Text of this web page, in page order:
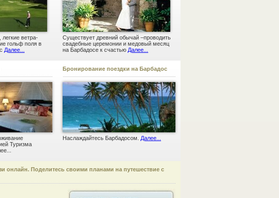
ветра-
гольф поля в
Далее...
Существует древний обычай –проводить
свадебные церемонии и медовый месяц
на Барбадосе к счастью Далее...
Туризма
Бронирование поездки на Барбадос
Наслаждайтесь Барбадосом. Далее...
онлайн. Поделитесь своими планами на путешествие с